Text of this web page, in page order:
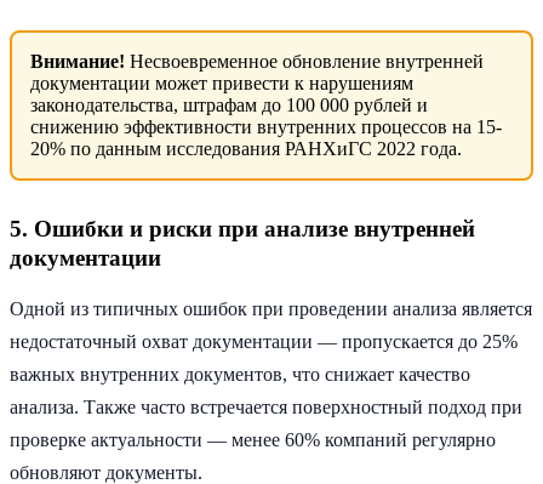
Внимание! Несвоевременное обновление внутренней
документации может привести к нарушениям
законодательства, штрафам до 100 000 рублей и
снижению эффективности внутренних процессов на 15-
20% по данным исследования РАНХиГС 2022 года.
5. Ошибки и риски при анализе внутренней
документации
Одной из типичных ошибок при проведении анализа является
недостаточный охват документации — пропускается до 25%
важных внутренних документов, что снижает качество
анализа. Также часто встречается поверхностный подход при
проверке актуальности — менее 60% компаний регулярно
обновляют документы.